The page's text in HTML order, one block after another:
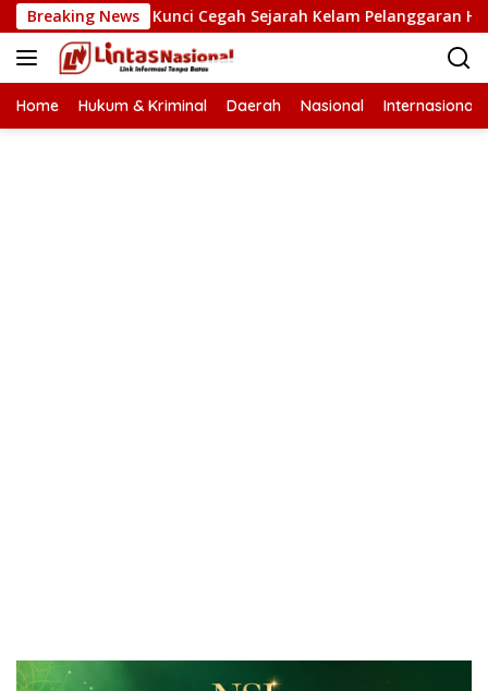
Langsung
ke
konten
Breaking News
HAM Kunci Cegah Sejarah Kelam Pelanggaran HAM
Home Hukum & Kriminal Daerah Nasional Internasional